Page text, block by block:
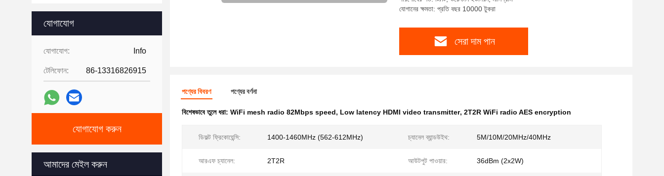
যোগাযোগ
যোগাযোগ: Info
টেলিফোন: 86-13316826915
যোগাযোগ করুন
আমাদের মেইল ​​করুন
যোগানের ক্ষমতা: প্রতি বছর 10000 টুকরা
সেরা দাম পান
পণ্যের বিবরণ পণ্যের বর্ণনা
বিশেষভাবে তুলে ধরা: WiFi mesh radio 82Mbps speed, Low latency HDMI video transmitter, 2T2R WiFi radio AES encryption
ডিফল্ট ফ্রিকোয়েন্সি: 1400-1460MHz (562-612MHz) চ্যানেল ব্যান্ডউইথ: 5M/10M/20MHz/40MHz
আরএফ চ্যানেল: 2T2R আউটপুট পাওয়ার: 36dBm (2x2W)